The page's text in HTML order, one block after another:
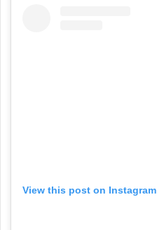
View this post on Instagram